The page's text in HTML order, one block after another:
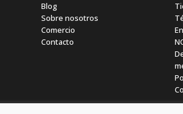
Blog
Sobre nosotros
Comercio
Contacto